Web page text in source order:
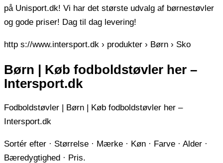
på Unisport.dk! Vi har det største udvalg af børnestøvler
og gode priser! Dag til dag levering!
http s://www.intersport.dk › produkter › Børn › Sko
Børn | Køb fodboldstøvler her –
Intersport.dk
Fodboldstøvler | Børn | Køb fodboldstøvler her –
Intersport.dk
Sortér efter · Størrelse · Mærke · Køn · Farve · Alder ·
Bæredygtighed · Pris.